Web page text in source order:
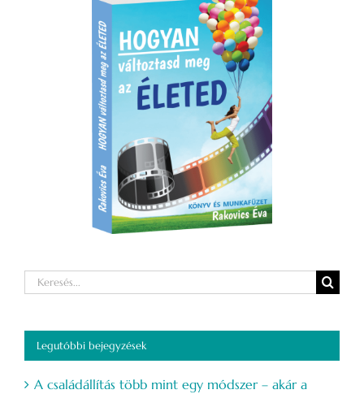
Keresés...
Legutóbbi bejegyzések
A családállítás több mint egy módszer – akár a